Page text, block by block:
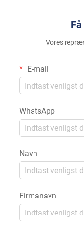
Vores
E-mail
WhatsApp
Navn
Firmanavn